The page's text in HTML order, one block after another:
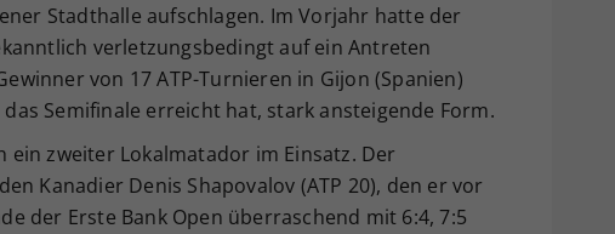
Stadthalle aufschlagen. Im Vorjahr hatte der
verletzungsbedingt auf ein Antreten
von 17 ATP-Turnieren in Gijon (Spanien)
Semifinale erreicht hat, stark ansteigende Form.
ein zweiter Lokalmatador im Einsatz. Der
Kanadier Denis Shapovalov (ATP 20), den er vor
der Erste Bank Open überraschend mit 6:4, 7:5